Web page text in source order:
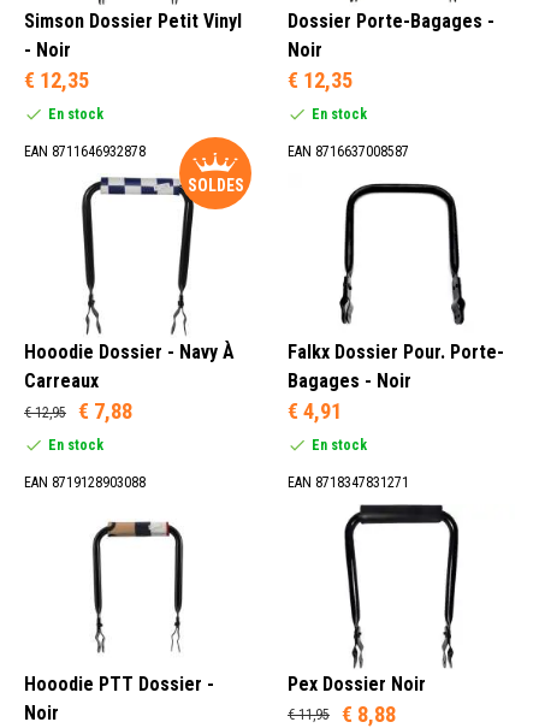
Simson Dossier Petit Vinyl
- Noir
€ 12,35
En stock
EAN 8711646932878
Dossier Porte-Bagages -
Noir
€ 12,35
En stock
EAN 8716637008587
SOLDES
Hooodie Dossier - Navy À
Carreaux
€ 12,95 € 7,88
En stock
EAN 8719128903088
Falkx Dossier Pour. Porte-
Bagages - Noir
€ 4,91
En stock
EAN 8718347831271
Hooodie PTT Dossier -
Noir
Pex Dossier Noir
€ 11,95 € 8,88